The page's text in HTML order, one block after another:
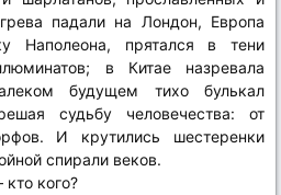
падали на Лондон, Европа
Наполеона, прятался в тени
в Китае назревала
будущем тихо булькал
судьбу человечества: от
И крутились шестеренки
спирали веков.
кто кого?